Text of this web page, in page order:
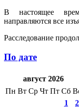
В настоящее
направляются все
Расследование
По дате
август 2026
Пн Вт Ср Чт Пт Сб
1
2